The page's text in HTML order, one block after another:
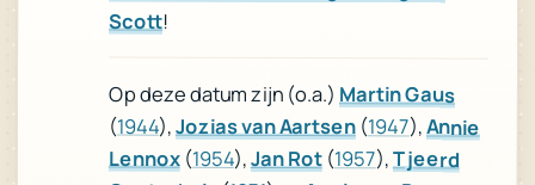
Scott!
Op deze datum zijn (o.a.) Martin Gaus
(1944),Jozias van Aartsen(1947),Annie
Lennox(1954),Jan Rot(1957),Tjeerd